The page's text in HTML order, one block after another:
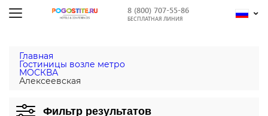
8 (800) 707-55-86
БЕСПЛАТНАЯ ЛИНИЯ
Главная
Гостиницы возле метро
МОСКВА
Алексеевская
Фильтр результатов